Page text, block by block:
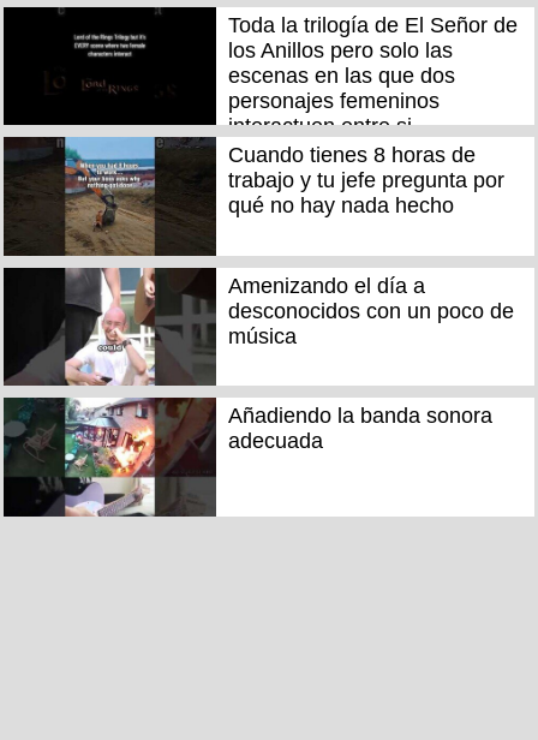
Toda la trilogía de El Señor de
los Anillos pero solo las
escenas en las que dos
personajes femeninos
interactuen entre si
Cuando tienes 8 horas de
trabajo y tu jefe pregunta por
qué no hay nada hecho
Amenizando el día a
desconocidos con un poco de
música
Añadiendo la banda sonora
adecuada